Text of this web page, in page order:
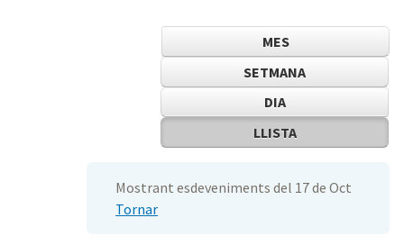
MES
SETMANA
DIA
LLISTA
Mostrant esdeveniments del 17 de Oct
Tornar